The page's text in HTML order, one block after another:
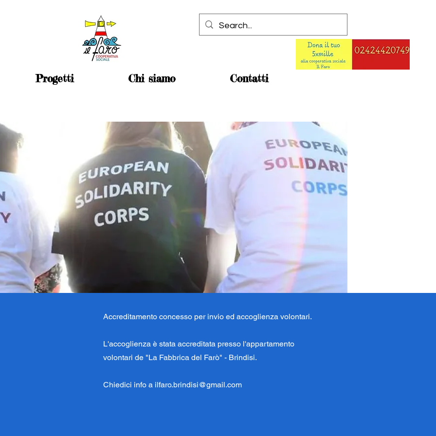
Progetti Chi siamo Contatti
Accreditamento concesso per invio ed accoglienza volontari.
L'accoglienza è stata accreditata presso l'appartamento
volontari de "La Fabbrica del Farò" - Brindisi.
Chiedici info a ilfaro.brindisi@gmail.com